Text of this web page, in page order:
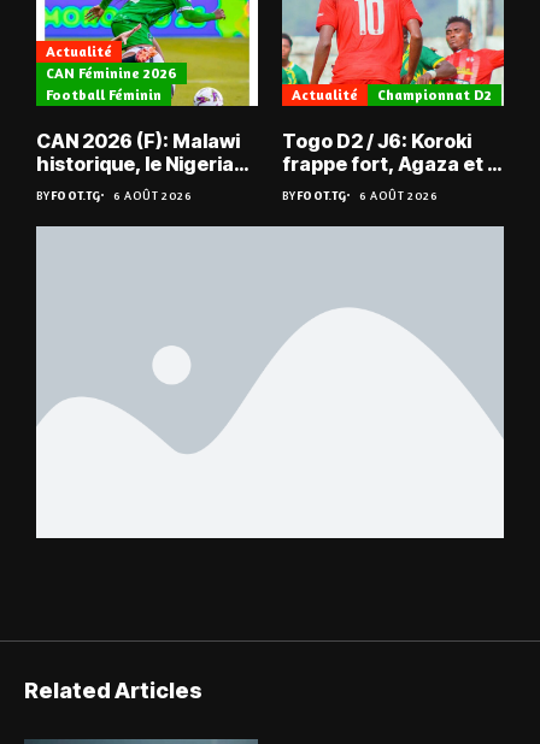
Actualité
CAN Féminine 2026
Football Féminin
CAN 2026 (F): Malawi
historique, le Nigeria
sauvé, la Zambie
éliminée
BYFOOT.TG 6 AOÛT 2026
Actualité Championnat D2
Togo D2 / J6: Koroki
frappe fort, Agaza et la
JCA assurent,
suspense avant Sara
FC – Doumbé FC
BYFOOT.TG 6 AOÛT 2026
Related Articles